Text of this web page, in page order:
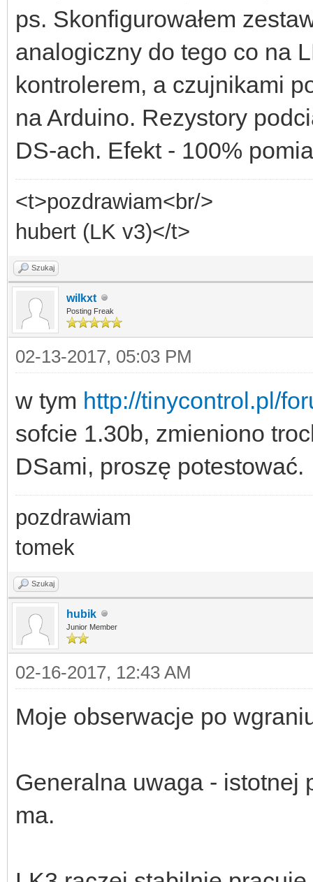
ps. Skonfigurowałem
analogiczny do tego co na
kontrolerem, a czujnikami
na Arduino. Rezystory
DS-ach. Efekt - 100%
<t>pozdrawiam<br/>
hubert (LK v3)</t>
Szukaj
wilkxt
Posting Freak
02-13-2017, 05:03 PM
w tym http://tinycontrol.pl/
sofcie 1.30b, zmieniono
DSami, proszę potestować.
pozdrawiam
tomek
Szukaj
hubik
Junior Member
02-16-2017, 12:43 AM
Moje obserwacje po
Generalna uwaga - istotnej
ma.